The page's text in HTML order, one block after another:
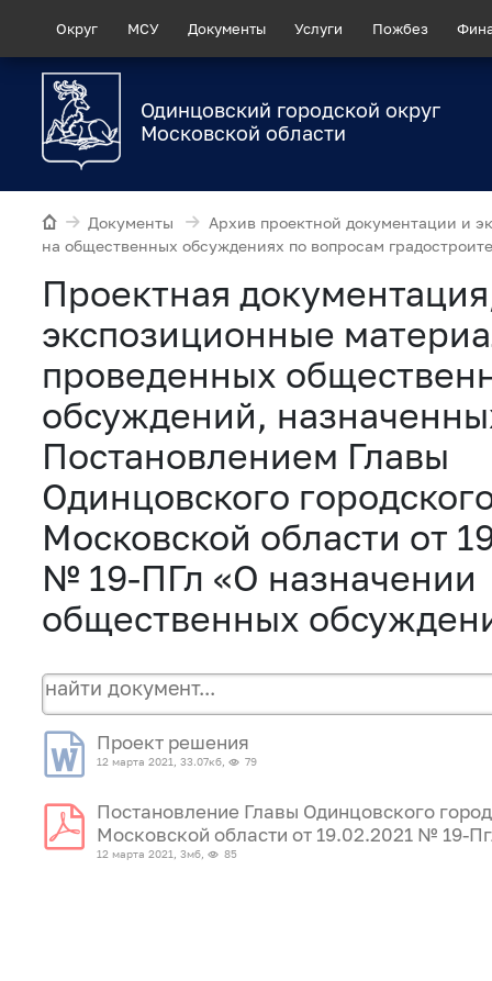
Округ МСУ Документы Услуги Пожбез
Одинцовский городской округ
Московской области
Документы
Архив проектной документации и
на общественных обсуждениях по вопросам
Проектная
экспозиционные
проведенных
обсуждений,
Постановлением Главы
Одинцовского
Московской области от
№ 19-ПГл «О назначении
общественных
Проект решения
12 марта 2021, 33.07кб, 79
Постановление Главы Одинцовского
Московской области от 19.02.2021 № 19-
12 марта 2021, 3мб, 85